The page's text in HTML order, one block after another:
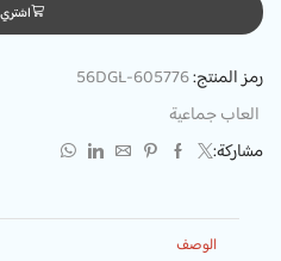
رمز المنتج:56DGL-605776
العاب جماعية
مشاركة:
الوصف